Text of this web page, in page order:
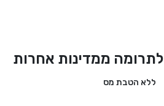
לתרומה ממדינות אחרות
ללא הטבת מס